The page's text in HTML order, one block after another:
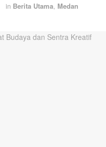
in Berita Utama, Medan